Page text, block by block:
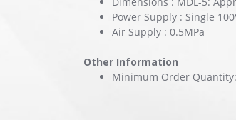
Power Supply : Single
Air Supply : 0.5MPa
Other Information
Minimum Order